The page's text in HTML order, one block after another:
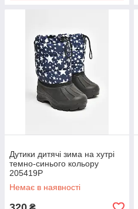
Дутики дитячі зима на хутрі
темно-синього кольору
205419P
Немає в наявності